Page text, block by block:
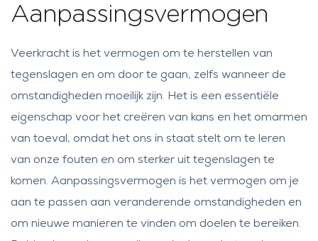
Aanpassingsvermogen
Veerkracht is het vermogen om te herstellen van
tegenslagen en om door te gaan, zelfs wanneer de
omstandigheden moeilijk zijn. Het is een essentiële
eigenschap voor het creëren van kans en het omarmen
van toeval, omdat het ons in staat stelt om te leren
van onze fouten en om sterker uit tegenslagen te
komen. Aanpassingsvermogen is het vermogen om je
aan te passen aan veranderende omstandigheden en
om nieuwe manieren te vinden om doelen te bereiken.